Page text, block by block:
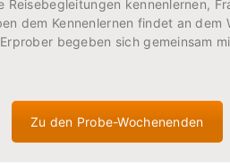
Reisebegleitungen kennenlernen,
dem Kennenlernen findet an dem
begeben sich gemeinsam
Zu den Probe-Wochenenden